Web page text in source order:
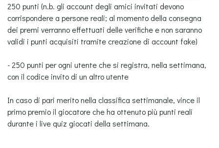
250 punti (n.b. gli account degli amici invitati devono
corrispondere a persone reali; al momento della consegna
dei premi verranno effettuati delle verifiche e non saranno
validi i punti acquisiti tramite creazione di account fake)
- 250 punti per ogni utente che si registra, nella settimana,
con il codice invito di un altro utente
In caso di pari merito nella classifica settimanale, vince il
primo premio il giocatore che ha ottenuto più punti reali
durante i live quiz giocati della settimana.